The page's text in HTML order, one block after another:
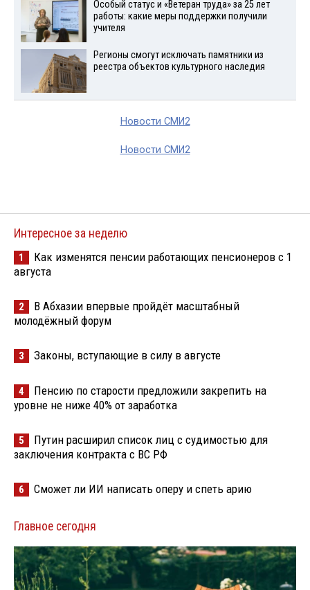
Особый статус и «Ветеран труда» за 25 лет
работы: какие меры поддержки получили
учителя
Регионы смогут исключать памятники из
реестра объектов культурного наследия
Новости СМИ2
Новости СМИ2
Интересное за неделю
1
Как изменятся пенсии работающих пенсионеров с 1
августа
2
В Абхазии впервые пройдёт масштабный
молодёжный форум
3 Законы, вступающие в силу в августе
4
Пенсию по старости предложили закрепить на
уровне не ниже 40% от заработка
5
Путин расширил список лиц с судимостью для
заключения контракта с ВС РФ
6 Сможет ли ИИ написать оперу и спеть арию
Главное сегодня